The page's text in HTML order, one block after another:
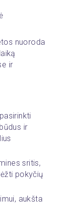
nuoroda
ir
ir
sritis,
pokyčių
aukšta